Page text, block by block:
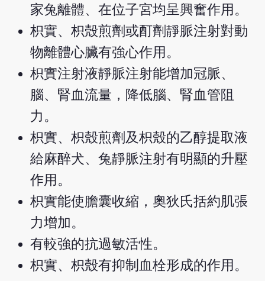
家兔離體、在位子宮均呈興奮作用。
枳實、枳殼煎劑或酊劑靜脈注射對動
物離體心臟有強心作用。
枳實注射液靜脈注射能增加冠脈、
腦、腎血流量，降低腦、腎血管阻
力。
枳實、枳殼煎劑及枳殼的乙醇提取液
給麻醉犬、兔靜脈注射有明顯的升壓
作用。
枳實能使膽囊收縮，奧狄氏括約肌張
力增加。
有較強的抗過敏活性。
枳實、枳殼有抑制血栓形成的作用。